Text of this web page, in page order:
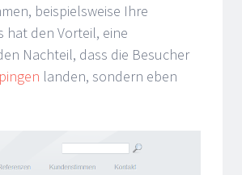
beispielsweise Ihre
hat den Vorteil, eine
Nachteil, dass die Besucher
landen, sondern eben